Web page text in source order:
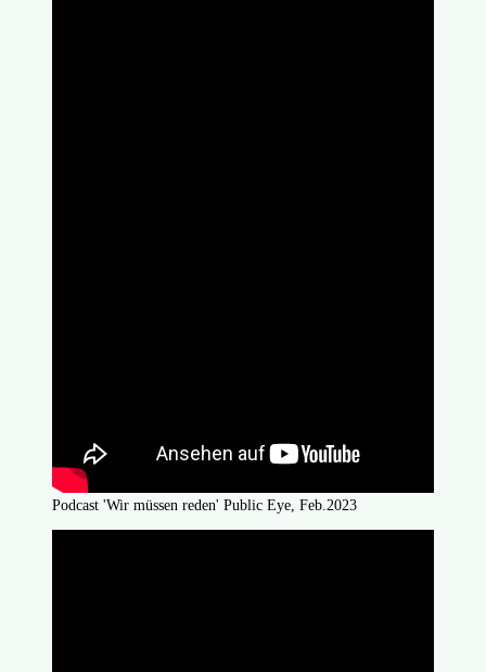
Podcast 'Wir müssen reden' Public Eye, Feb.2023